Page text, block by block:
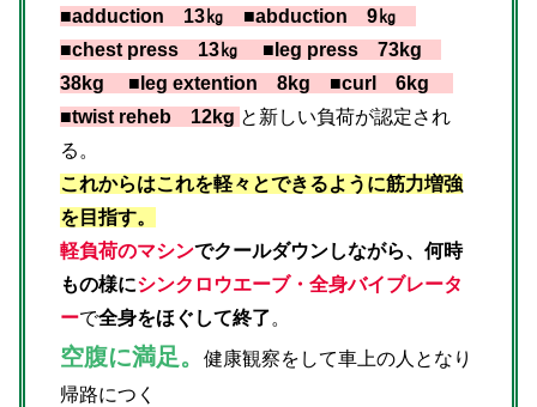
■adduction 13㎏ ■abduction 9㎏
■chest press 13㎏ ■leg press 73kg
38kg ■leg extention 8kg ■curl 6kg
■twist reheb 12kg と新しい負荷が認定され
る。
これからはこれを軽々とできるように筋力増強
を目指す。
軽負荷のマシンでクールダウンしながら、何時
もの様にシンクロウエーブ・全身バイブレータ
ーで全身をほぐして終了。
空腹に満足。
健康観察をして車上の人となり
帰路につく